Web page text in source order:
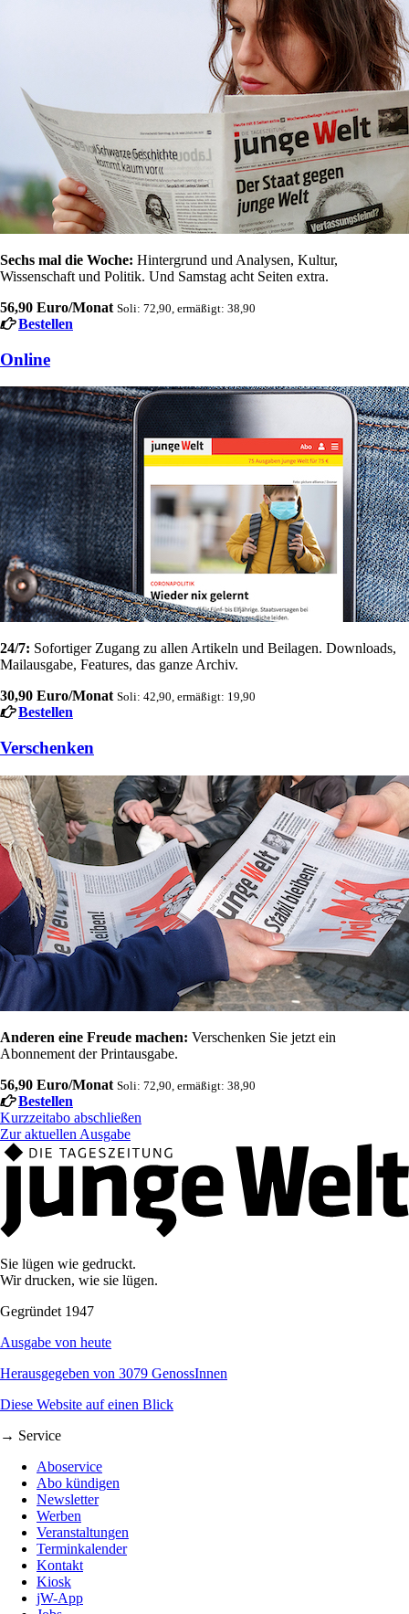
Sechs mal die Woche: Hintergrund und Analysen, Kultur,
Wissenschaft und Politik. Und Samstag acht Seiten extra.
56,90 Euro/Monat Soli: 72,90, ermäßigt: 38,90
Bestellen
Online
24/7: Sofortiger Zugang zu allen Artikeln und Beilagen. Downloads,
Mailausgabe, Features, das ganze Archiv.
30,90 Euro/Monat Soli: 42,90, ermäßigt: 19,90
Bestellen
Verschenken
Anderen eine Freude machen: Verschenken Sie jetzt ein
Abonnement der Printausgabe.
56,90 Euro/Monat Soli: 72,90, ermäßigt: 38,90
Bestellen
Kurzzeitabo abschließen
Zur aktuellen Ausgabe
Sie lügen wie gedruckt.
Wir drucken, wie sie lügen.
Gegründet 1947
Ausgabe von heute
Herausgegeben von 3079 GenossInnen
Diese Website auf einen Blick
→ Service
Aboservice
Abo kündigen
Newsletter
Werben
Veranstaltungen
Terminkalender
Kontakt
Kiosk
jW-App